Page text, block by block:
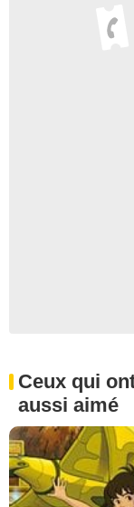
Ceux qui
aussi aimé